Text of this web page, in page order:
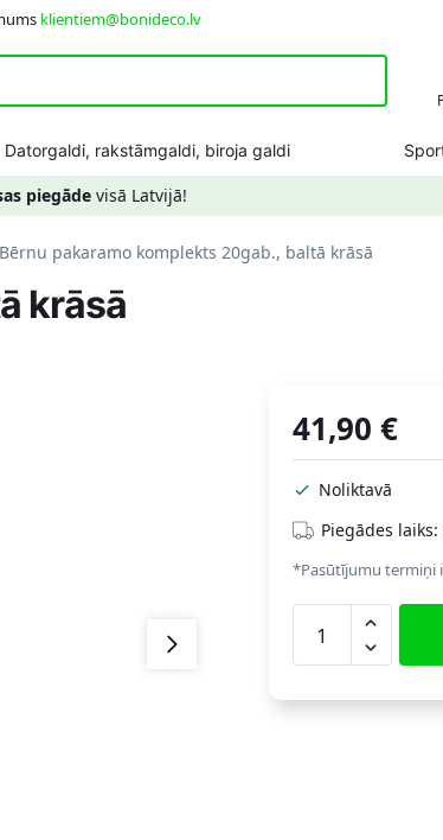
klientiem@bonideco.lv
Datorgaldi, rakstāmgaldi, biroja galdi
piegādevisā Latvijā!
Bērnu pakaramo komplekts 20gab., baltā krāsā
krāsā
41,90 €
Noliktavā
Piegādes
*Pasūtījumu termiņi
pakaramo
komplekts